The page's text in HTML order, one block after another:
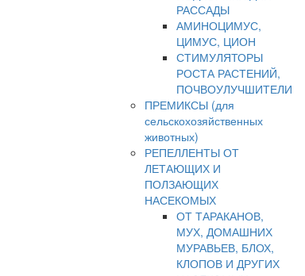
РАССАДЫ
АМИНОЦИМУС,
ЦИМУС, ЦИОН
СТИМУЛЯТОРЫ
РОСТА РАСТЕНИЙ,
ПОЧВОУЛУЧШИТЕЛИ
ПРЕМИКСЫ (для
сельскохозяйственных
животных)
РЕПЕЛЛЕНТЫ ОТ
ЛЕТАЮЩИХ И
ПОЛЗАЮЩИХ
НАСЕКОМЫХ
ОТ ТАРАКАНОВ,
МУХ, ДОМАШНИХ
МУРАВЬЕВ, БЛОХ,
КЛОПОВ И ДРУГИХ